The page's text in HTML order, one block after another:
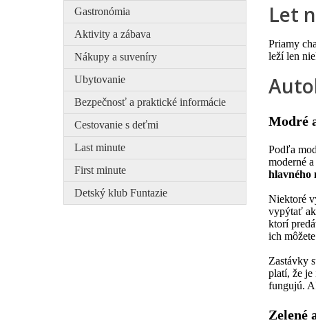
Gastronómia
Aktivity a zábava
Nákupy a suveníry
Ubytovanie
Bezpečnosť a praktické informácie
Cestovanie s deťmi
Last minute
First minute
Detský klub Funtazie
Let
Priamy
leží len
Modré
Podľa
moderné
hlavného
Niektoré
vypýtať
ktorí
ich
Zastávky
platí, že je
fungujú.
Zelené